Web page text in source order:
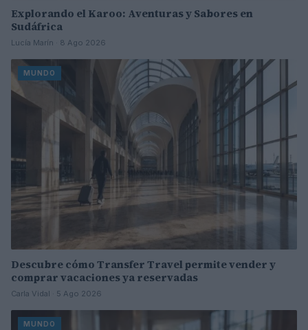
Explorando el Karoo: Aventuras y Sabores en
Sudáfrica
Lucía Marín · 8 Ago 2026
MUNDO
Descubre cómo Transfer Travel permite vender y
comprar vacaciones ya reservadas
Carla Vidal · 5 Ago 2026
MUNDO